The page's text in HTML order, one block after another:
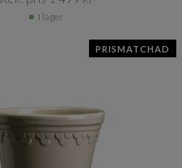
I lager
PRISMATCHAD